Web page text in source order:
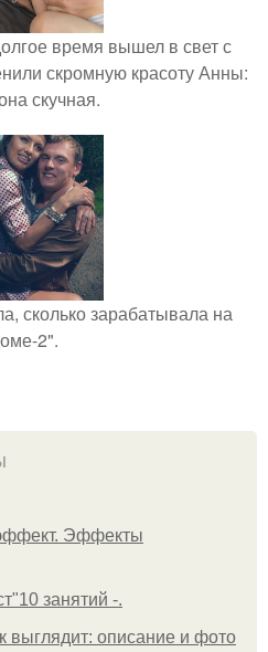
время вышел в свет с
скромную красоту Анны:
скучная.
сколько зарабатывала на
2".
Эффекты
занятий -.
выглядит: описание и фото